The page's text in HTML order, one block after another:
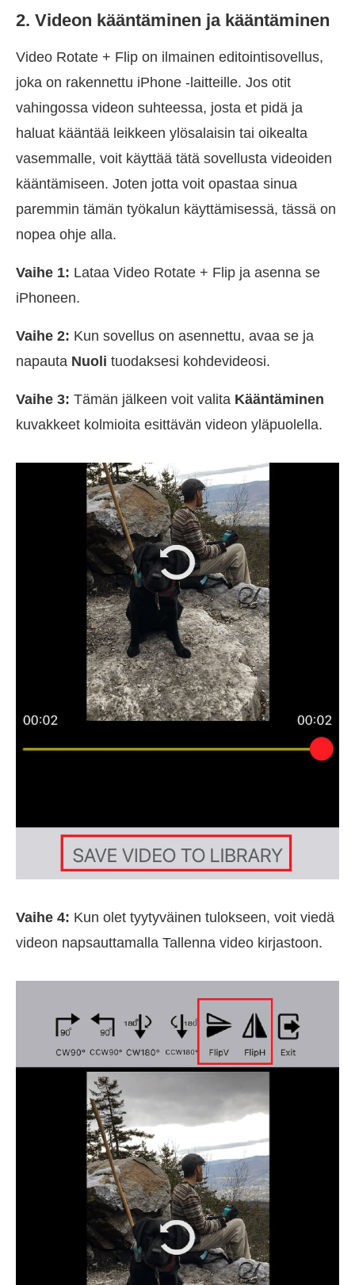
2. Videon kääntäminen ja kääntäminen
Video Rotate + Flip on ilmainen editointisovellus,
joka on rakennettu iPhone -laitteille. Jos otit
vahingossa videon suhteessa, josta et pidä ja
haluat kääntää leikkeen ylösalaisin tai oikealta
vasemmalle, voit käyttää tätä sovellusta videoiden
kääntämiseen. Joten jotta voit opastaa sinua
paremmin tämän työkalun käyttämisessä, tässä on
nopea ohje alla.
Vaihe 1: Lataa Video Rotate + Flip ja asenna se
iPhoneen.
Vaihe 2: Kun sovellus on asennettu, avaa se ja
napauta Nuoli tuodaksesi kohdevideosi.
Vaihe 3: Tämän jälkeen voit valita Kääntäminen
kuvakkeet kolmioita esittävän videon yläpuolella.
Vaihe 4: Kun olet tyytyväinen tulokseen, voit viedä
videon napsauttamalla Tallenna video kirjastoon.